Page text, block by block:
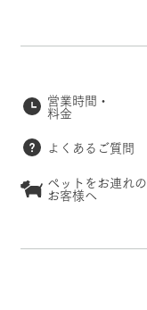
営業時間・
料金
よくあるご質問
ペットをお連れの
お客様へ